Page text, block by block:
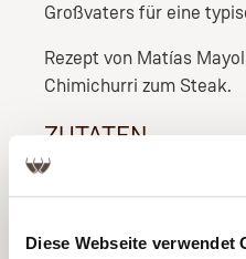
Diese Webseite verwendet
Großvaters für eine
Rezept von Matías
Chimichurri zum Steak.
ZUTATEN
2 Knoblauchzehen